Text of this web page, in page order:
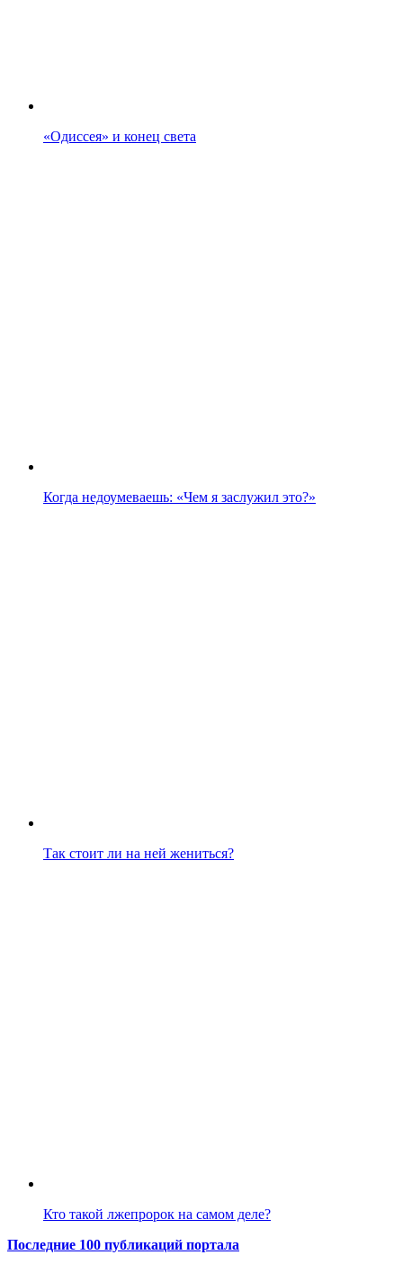
«Одиссея» и конец света
Когда недоумеваешь: «Чем я заслужил это?»
Так стоит ли на ней жениться?
Кто такой лжепророк на самом деле?
Последние 100 публикаций портала